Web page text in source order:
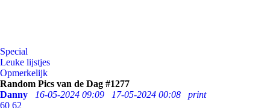
Special
Leuke lijstjes
Opmerkelijk
Random Pics van de Dag #1277
Danny
16-05-2024 09:09 17-05-2024 00:08
print
60 62